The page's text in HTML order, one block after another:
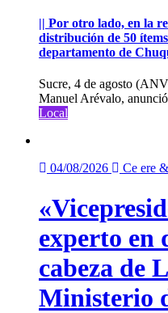
|| Por otro lado, en la
distribución de 50
departamento de
Sucre, 4 de agosto
Manuel Arévalo,
Local
04/08/2026 Ce ere
experto en
cabeza de
Ministerio